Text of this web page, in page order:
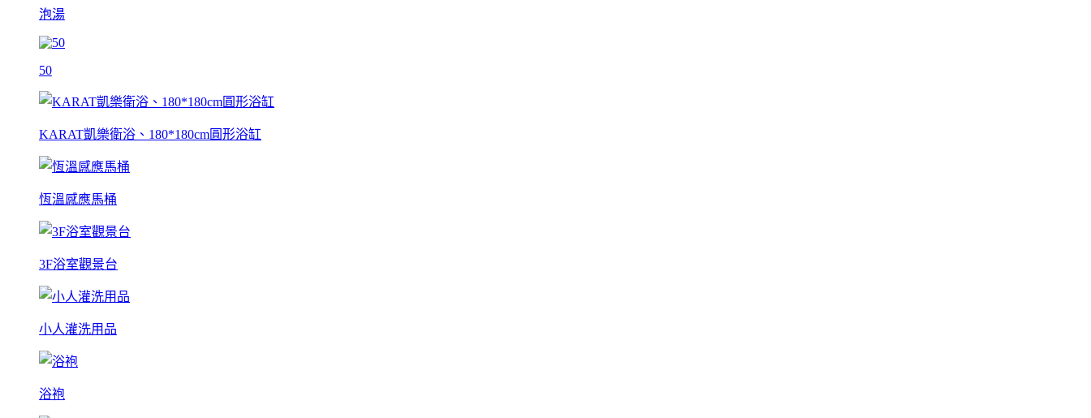
泡湯
50
KARAT凱樂衛浴、180*180cm圓形浴缸
恆溫感應馬桶
3F浴室觀景台
小人灌洗用品
浴袍